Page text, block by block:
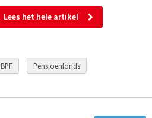
Lees het hele artikel
BPF Pensioenfonds